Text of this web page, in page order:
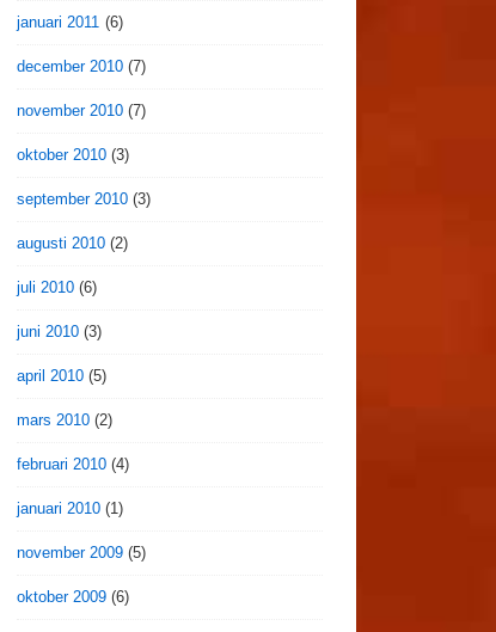
januari 2011 (6)
december 2010 (7)
november 2010 (7)
oktober 2010 (3)
september 2010 (3)
augusti 2010 (2)
juli 2010 (6)
juni 2010 (3)
april 2010 (5)
mars 2010 (2)
februari 2010 (4)
januari 2010 (1)
november 2009 (5)
oktober 2009 (6)